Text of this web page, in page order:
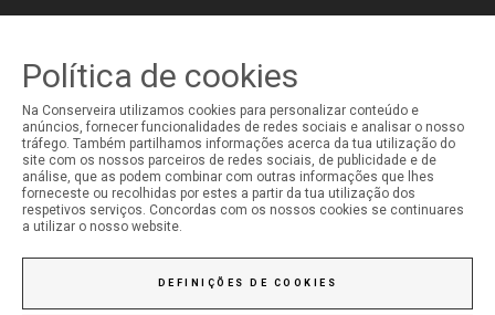
A MINHA CONTA
Iniciar Sessão
Registo
Política de cookies
Na Conserveira utilizamos cookies para personalizar conteúdo e
anúncios, fornecer funcionalidades de redes sociais e analisar o nosso
tráfego. Também partilhamos informações acerca da tua utilização do
site com os nossos parceiros de redes sociais, de publicidade e de
análise, que as podem combinar com outras informações que lhes
forneceste ou recolhidas por estes a partir da tua utilização dos
respetivos serviços. Concordas com os nossos cookies se continuares
a utilizar o nosso website.
DEFINIÇÕES DE COOKIES